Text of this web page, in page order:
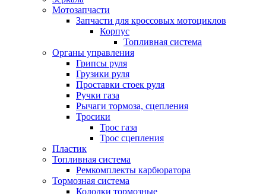
Мотозапчасти
Запчасти для кроссовых мотоциклов
Корпус
Топливная система
Органы управления
Грипсы руля
Грузики руля
Проставки стоек руля
Ручки газа
Рычаги тормоза, сцепления
Тросики
Трос газа
Трос сцепления
Пластик
Топливная система
Ремкомплекты карбюратора
Тормозная система
Колодки тормозные